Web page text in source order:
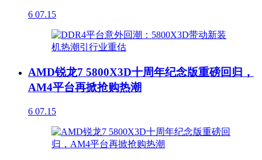
6 07.15
AMD锐龙7 5800X3D十周年纪念版重磅回归，
AM4平台再掀抢购热潮
6 07.15